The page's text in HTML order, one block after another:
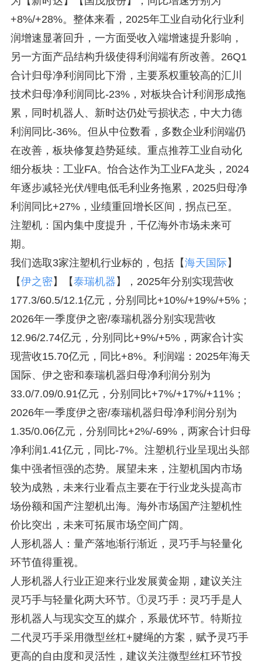
+8%/+28%。整体来看，2025年工业自动化行业利
润增速显著回升，一方面受收入端增速提升影响，
另一方面产品结构升级使得利润端有所改善。26Q1
合计归母净利润同比下滑，主要系权重较高的汇川
技术归母净利润同比-23%，对板块合计利润形成拖
累，同时机器人、新时达仍处亏损状态，中大力德
利润同比-36%。但从中位数看，多数企业利润端仍
在改善，板块修复趋势延续。重点推荐工业自动化
细分板块：工业FA。怡合达作为工业FA龙头，2024
年逐步减轻光伏/锂电低毛利业务拖累，2025归母净
利润同比+27%，业绩重回增长区间，拐点已至。
注塑机：国内集中度提升，千亿海外市场未来可
期。
我们选取3家注塑机行业标的，包括【海天国际】
【伊之密】【泰瑞机器 】，2025年分别实现营收
177.3/60.5/12.1亿元，分别同比+10%/+19%/+5%；
2026年一季度伊之密/泰瑞机器分别实现营收
12.96/2.74亿元，分别同比+9%/+5%，两家合计实
现营收15.70亿元，同比+8%。利润端：2025年海天
国际、伊之密和泰瑞机器归母净利润分别为
33.0/7.09/0.91亿元，分别同比+7%/+17%/+11%；
2026年一季度伊之密/泰瑞机器归母净利润分别为
1.35/0.06亿元，分别同比+2%/-69%，两家合计归母
净利润1.41亿元，同比-7%。注塑机行业呈现出头部
集中强者恒强的态势。展望未来，注塑机国内市场
较为成熟，未来行业看点主要在于行业龙头提高市
场份额和国产注塑机出海。海外市场国产注塑机性
价比突出，未来可拓展市场空间广阔。
人形机器人：量产落地渐行渐近，灵巧手与轻量化
环节值得重视。
人形机器人行业正迎来行业发展黄金期，建议关注
灵巧手与轻量化两大环节。①灵巧手：灵巧手是人
形机器人与现实交互的媒介，系最优环节。特斯拉
二代灵巧手采用微型丝杠+腱绳的方案，赋予灵巧手
更高的自由度和灵活性，建议关注微型丝杠环节投